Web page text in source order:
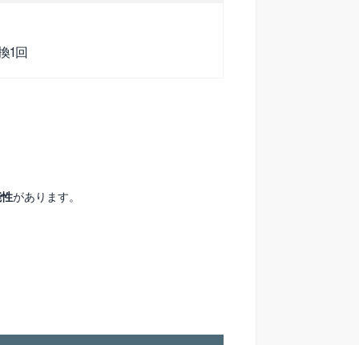
1回
があります。